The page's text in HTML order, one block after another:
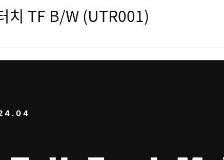
치 TF B/W (UTR001)